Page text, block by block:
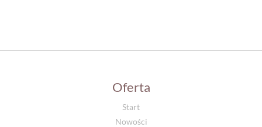
Oferta
Start
Nowości